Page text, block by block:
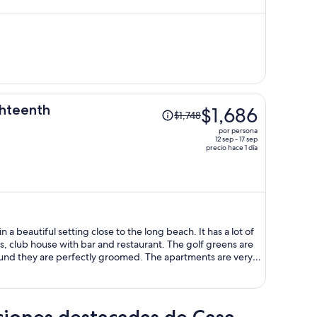
ahora
persona
El
precio
ahora
de
$1,686
por
$1,748$1,686
por persona
12 sep - 17 sep
precio hace 1 día
a beautiful setting close to the long beach. It has a lot of
club house with bar and restaurant. The golf greens are
they are perfectly groomed. The apartments are very
was a pleasure to stay we only wish it were longer.